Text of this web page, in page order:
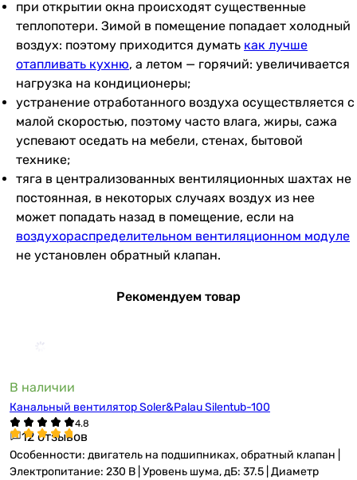
при открытии окна происходят существенные
теплопотери. Зимой в помещение попадает холодный
воздух: поэтому приходится думать как лучше
отапливать кухню, а летом — горячий: увеличивается
нагрузка на кондиционеры;
устранение отработанного воздуха осуществляется с
малой скоростью, поэтому часто влага, жиры, сажа
успевают оседать на мебели, стенах, бытовой
технике;
тяга в централизованных вентиляционных шахтах не
постоянная, в некоторых случаях воздух из нее
может попадать назад в помещение, если на
воздухораспределительном вентиляционном модуле
не установлен обратный клапан.
Рекомендуем товар
В наличии
Канальный вентилятор Soler&Palau Silentub-100
12 отзывов
Особенности: двигатель на подшипниках, обратный клапан |
Электропитание: 230 В | Уровень шума, дБ: 37.5 | Диаметр